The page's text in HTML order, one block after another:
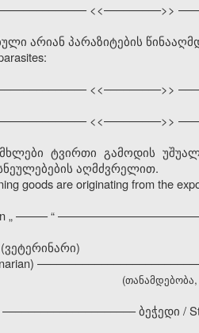
<<–––––––––>>
არიან პარაზიტების
<<–––––––––>>
<<–––––––––>>
ტვირთი გამოდის
აღმძვრელით.
goods are originating from the
„––––– “
ბეჭედი /